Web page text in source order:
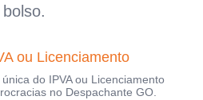
bolso.
ou Licenciamento
do IPVA ou Licenciamento
no Despachante GO.